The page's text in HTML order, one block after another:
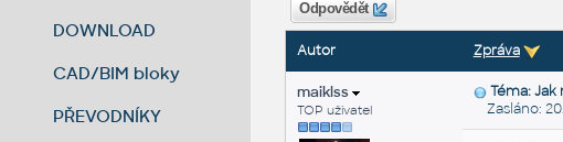
DOWNLOAD
CAD/BIM bloky
PŘEVODNÍKY
Odpovědět
Autor Zpráva
maiklss
TOP uživatel
Téma:
Zasláno: